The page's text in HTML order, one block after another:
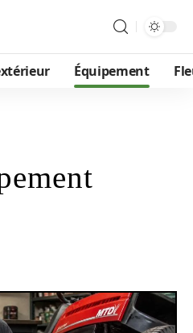
Équipement